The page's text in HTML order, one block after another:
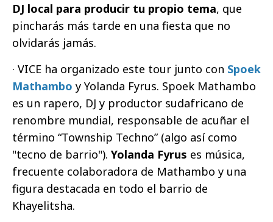
DJ local para producir tu propio tema, que
pincharás más tarde en una fiesta que no
olvidarás jamás.
· VICE ha organizado este tour junto con Spoek
Mathambo y Yolanda Fyrus. Spoek Mathambo
es un rapero, DJ y productor sudafricano de
renombre mundial, responsable de acuñar el
término “Township Techno” (algo así como
"tecno de barrio"). Yolanda Fyrus es música,
frecuente colaboradora de Mathambo y una
figura destacada en todo el barrio de
Khayelitsha.